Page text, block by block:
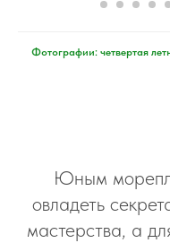
Фотографии: четвертая
Юным
овладеть
мастерства, а